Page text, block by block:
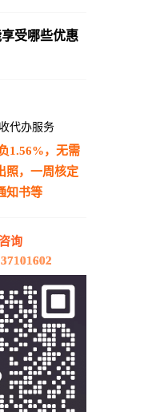
受哪些优惠
代办服务
1.56%，无需
照，一周核定
知书等
询